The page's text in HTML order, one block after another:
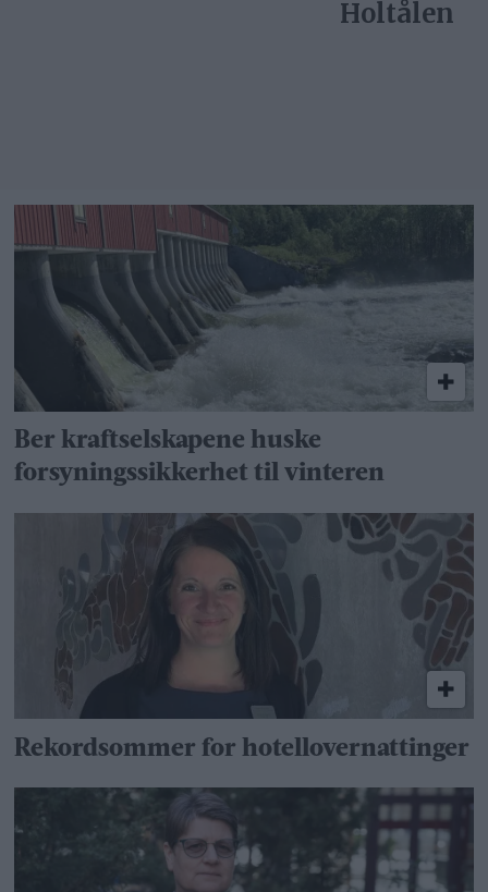
Ber kraftselskapene huske
forsyningssikkerhet til vinteren
Rekordsommer for hotellovernattinger